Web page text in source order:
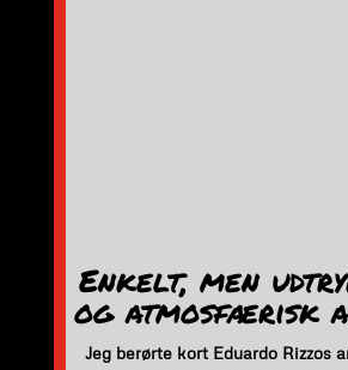
Enkelt, men
og atmosfærisk
Jeg berørte kort Eduardo Rizzos